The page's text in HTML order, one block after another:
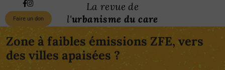
Faire un don
La revue de
l'urbanisme du care
Zone à faibles émissions ZFE, vers
des villes apaisées ?